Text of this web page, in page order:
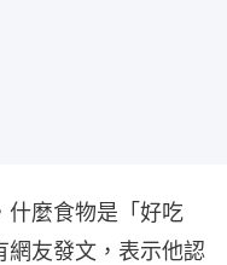
什麼食物是「好吃
網友發文，表示他認